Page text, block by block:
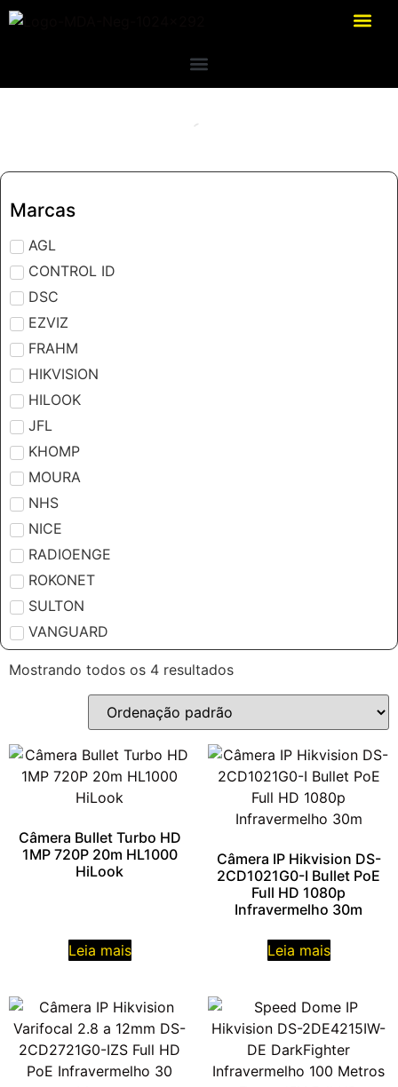
Marcas
AGL
CONTROL ID
DSC
EZVIZ
FRAHM
HIKVISION
HILOOK
JFL
KHOMP
MOURA
NHS
NICE
RADIOENGE
ROKONET
SULTON
VANGUARD
Mostrando todos os 4 resultados
Câmera Bullet Turbo HD
1MP 720P 20m HL1000
HiLook
Leia mais
Câmera IP Hikvision DS-
2CD1021G0-I Bullet PoE
Full HD 1080p
Infravermelho 30m
Leia mais